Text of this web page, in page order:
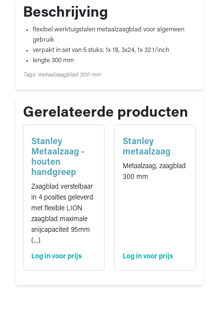
Beschrijving
flexibel werktuigstalen metaalzaagblad voor algemeen
gebruik
verpakt in set van 5 stuks: 1x 18, 3x24, 1x 32 t/inch
lengte 300 mm
Tags: metaalzaagblad 300 mm
Gerelateerde producten
Stanley
Metaalzaag -
houten
handgreep
Zaagblad verstelbaar
in 4 posities geleverd
met flexible LION
zaagblad maximale
snijcapaciteit 95mm
(...)
Log in voor prijs
Stanley
metaalzaag
Metaalzaag, zaagblad
300 mm
Log in voor prijs